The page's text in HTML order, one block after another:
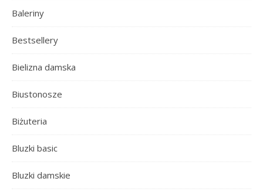
Baleriny
Bestsellery
Bielizna damska
Biustonosze
Biżuteria
Bluzki basic
Bluzki damskie